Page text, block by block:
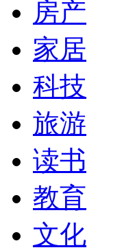
房产
家居
科技
旅游
读书
教育
文化